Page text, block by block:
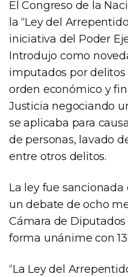
El Congreso de la
la “Ley del
iniciativa del Poder
Introdujo como
imputados por delitos
orden económico y
Justicia negociando
se aplicaba para
de personas, lavado
entre otros delitos.
La ley fue sancionada
un debate de ocho
Cámara de
forma unánime con
“La Ley del